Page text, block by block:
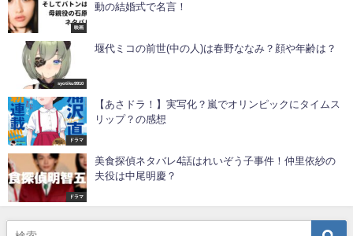
映画
動の結婚式で名言！
syotiku9910
堰代ミコの前世(中の人)は春野ななみ？顔や年齢は？
ドラマ
【あさドラ！】実写化？嵐でオリンピックにタイムス
リップ？の感想
ドラマ
美食探偵ネタバレ4話はれいぞう子事件！仲里依紗の
夫役は中尾明慶？